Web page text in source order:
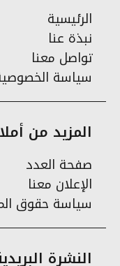
الرئيسية
نبذة عنا
تواصل معنا
سياسة
المزيد من
صفحة العدد
الإعلان معنا
سياسة حقوق
النشرة